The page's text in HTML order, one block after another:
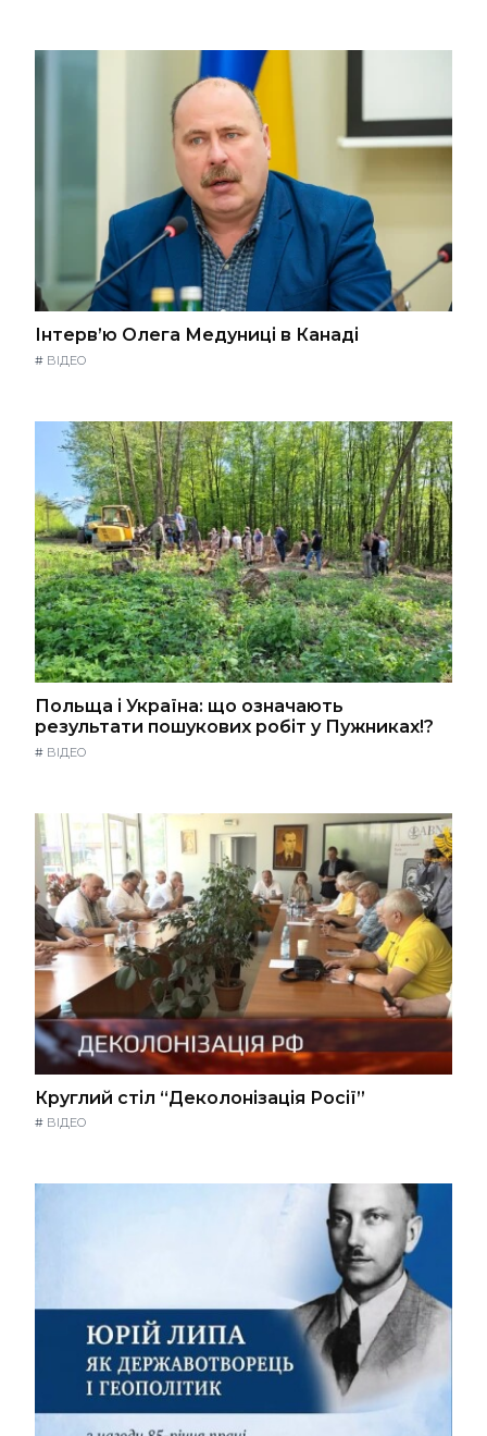
Інтерв’ю Олега Медуниці в Канаді
# ВІДЕО
Польща і Україна: що означають
результати пошукових робіт у Пужниках!?
# ВІДЕО
Круглий стіл “Деколонізація Росії”
# ВІДЕО